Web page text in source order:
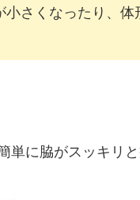
さくなったり、
に脇がスッキリと